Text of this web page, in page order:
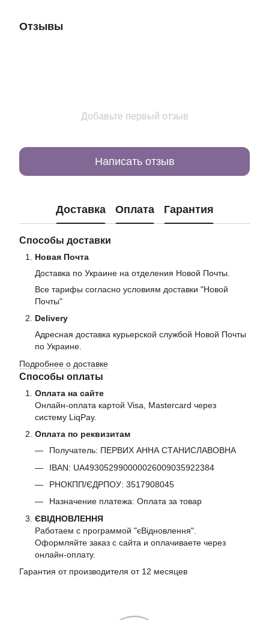
Отзывы
Добавьте первый отзыв
Написать отзыв
Доставка Оплата Гарантия
Способы доставки
Новая Почта
Доставка по Украине на отделения Новой Почты.
Все тарифы согласно условиям доставки "Новой
Почты"
Delivery
Адресная доставка курьерской службой Новой Почты
по Украине.
Подробнее о доставке
Способы оплаты
Оплата на сайте
Онлайн-оплата картой Visa, Mastercard через
систему LiqPay.
Оплата по реквизитам
Получатель: ПЕРВИХ АННА СТАНИСЛАВОВНА
IBAN: UA493052990000026009035922384
РНОКПП/ЄДРПОУ: 3517908045
Назначение платежа: Оплата за товар
ЄВІДНОВЛЕННЯ
Работаем с программой "єВідновлення".
Оформляйте заказ с сайта и оплачиваете через
онлайн-оплату.
Гарантия от производителя от 12 месяцев